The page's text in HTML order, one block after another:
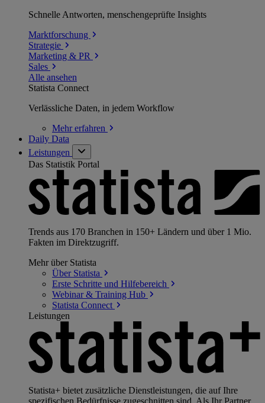
Schnelle Antworten, menschengeprüfte Insights
Marktforschung
Strategie
Marketing & PR
Sales
Alle ansehen
Statista Connect
Verlässliche Daten, in jedem Workflow
Mehrerfahren
Daily Data
Leistungen
Das Statistik Portal
Trends aus 170 Branchen in 150+ Ländern und über 1 Mio.
Fakten im Direktzugriff.
Mehr über Statista
Über Statista
Erste Schritte und Hilfebereich
Webinar & Training Hub
Statista Connect
Leistungen
Statista+ bietet zusätzliche Dienstleistungen, die auf Ihre
spezifischen Bedürfnisse zugeschnitten sind. Als Ihr Partner